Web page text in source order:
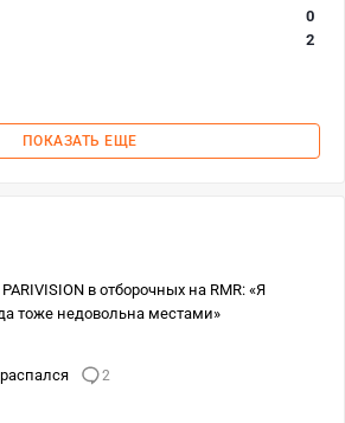
0
2
ПОКАЗАТЬ ЕЩЕ
в отборочных на RMR: «Я
тоже недовольна местами»
2